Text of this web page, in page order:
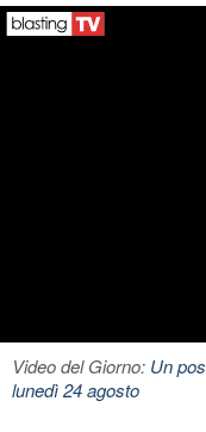
Video del Giorno: Un
lunedì 24 agosto